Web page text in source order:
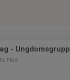
- Ungdomsgrupp
Hus